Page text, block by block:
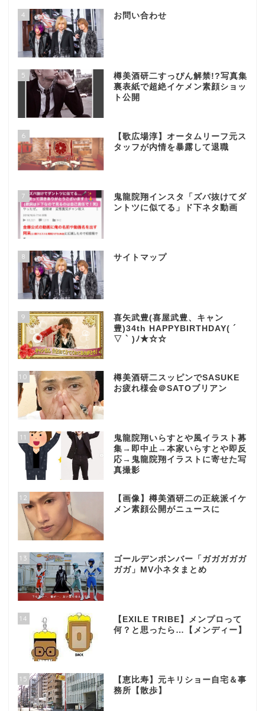
4 お問い合わせ
5
樽美酒研二すっぴん解禁!?写真集
裏表紙で超絶イケメン素顔ショッ
ト公開
6
【歌広場淳】オータムリーフ元ス
タッフが内情を暴露して退職
7
鬼龍院翔インスタ「ズバ抜けてダ
ントツに似てる」ド下ネタ動画
8 サイトマップ
9
喜矢武豊(喜屋武豊、キャン
豊)34th HAPPYBIRTHDAY( ´
▽ ` )ﾉ★☆☆
10
樽美酒研二スッピンでSASUKE
お疲れ様会＠SATOブリアン
11
鬼龍院翔いらすとや風イラスト募
集→即中止→本家いらすとや即反
応→鬼龍院翔イラストに寄せた写
真撮影
12
【画像】樽美酒研二の正統派イケ
メン素顔公開がニュースに
13
ゴールデンボンバー「ガガガガガ
ガガ」MV小ネタまとめ
14
【EXILE TRIBE】メンプロって
何？と思ったら…【メンディー】
15
【恵比寿】元キリショー自宅＆事
務所【散歩】